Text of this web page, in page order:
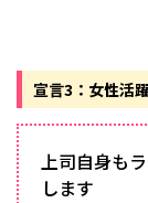
宣言3：女性活
上司自身も
します